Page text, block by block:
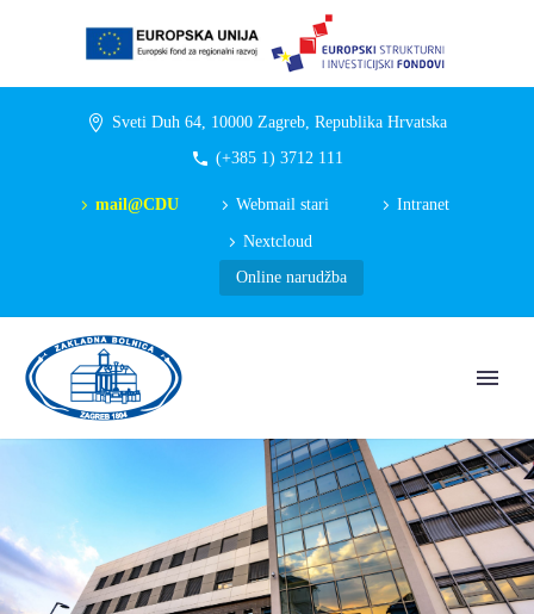
Sveti Duh 64, 10000 Zagreb, Republika Hrvatska
(+385 1) 3712 111
mail@CDU Webmail stari Intranet
Nextcloud
Online narudžba